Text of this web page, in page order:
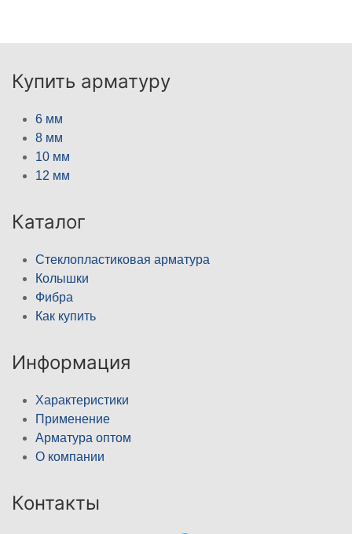
Купить арматуру
6 мм
8 мм
10 мм
12 мм
Каталог
Стеклопластиковая арматура
Колышки
Фибра
Как купить
Информация
Характеристики
Применение
Арматура оптом
О компании
Контакты